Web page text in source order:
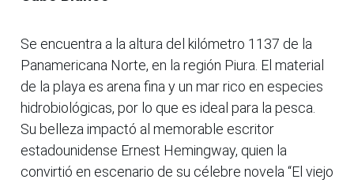
Se encuentra a la altura del kilómetro 1137 de la
Panamericana Norte, en la región Piura. El material
de la playa es arena fina y un mar rico en especies
hidrobiológicas, por lo que es ideal para la pesca.
Su belleza impactó al memorable escritor
estadounidense Ernest Hemingway, quien la
convirtió en escenario de su célebre novela “El viejo